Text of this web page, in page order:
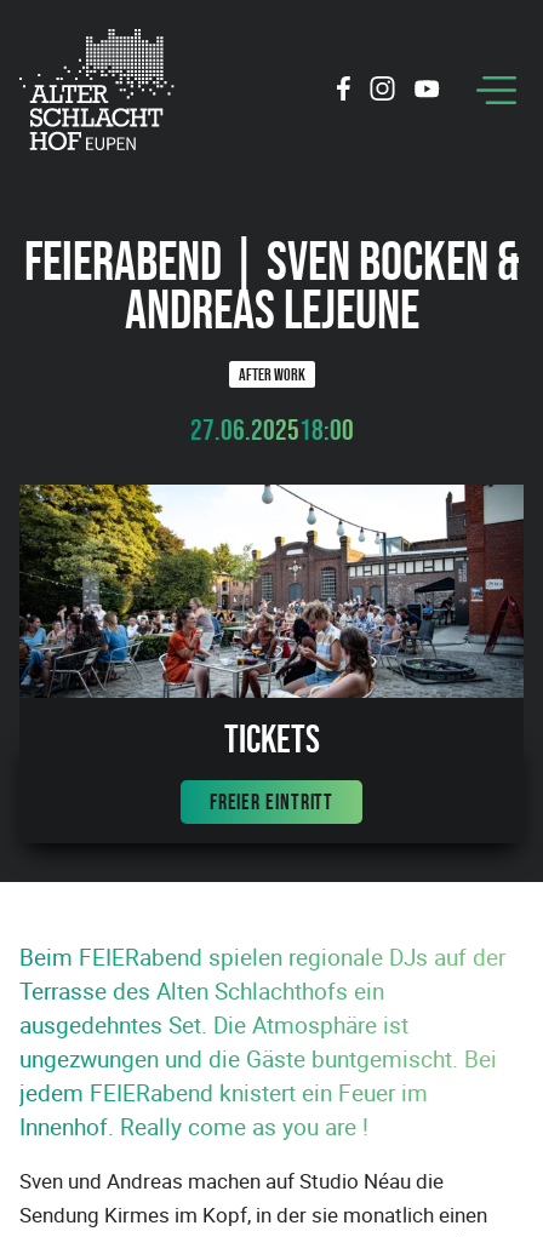
FEIERABEND | SVEN BOCKEN &
ANDREAS LEJEUNE
AFTER WORK
27.06.202518:00
Tickets
FREIER EINTRITT
Beim FEIERabend spielen regionale DJs auf der
Terrasse des Alten Schlachthofs ein
ausgedehntes Set. Die Atmosphäre ist
ungezwungen und die Gäste buntgemischt. Bei
jedem FEIERabend knistert ein Feuer im
Innenhof. Really come as you are !
Sven und Andreas machen auf Studio Néau die
Sendung Kirmes im Kopf, in der sie monatlich einen